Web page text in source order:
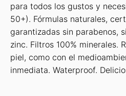
para todos los gustos y
50+). Fórmulas naturales,
garantizadas sin parabenos,
zinc. Filtros 100% minerales.
piel, como con el
inmediata. Waterproof.